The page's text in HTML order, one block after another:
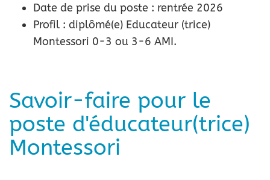
Date de prise du poste : rentrée 2026
Profil : diplômé(e) Educateur (trice)
Montessori 0-3 ou 3-6 AMI.
Savoir-faire pour le
poste d'éducateur(trice)
Montessori